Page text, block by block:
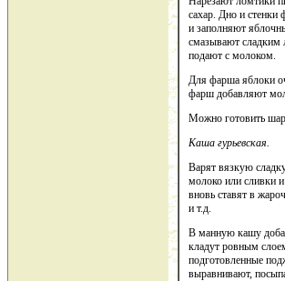
сахар. Дно и
и заполняют
смазывают сладким
подают с молоком.
Для фарша яблоки
фарш добавляют
Можно готовить
Каша гурьевская.
Варят вязкую
молоко или сливки
вновь ставят в
и т.д.
В манную кашу
кладут ровным
подготовленные
выравнивают,